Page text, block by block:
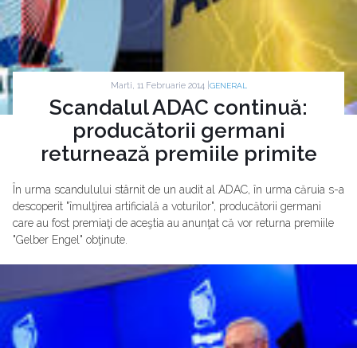
Marti, 11 Februarie 2014 | GENERAL
Scandalul ADAC continuă:
producătorii germani
returnează premiile primite
În urma scandulului stârnit de un audit al ADAC, în urma căruia s-a
descoperit "îmulţirea artificială a voturilor", producătorii germani
care au fost premiaţi de aceştia au anunţat că vor returna premiile
"Gelber Engel" obţinute.